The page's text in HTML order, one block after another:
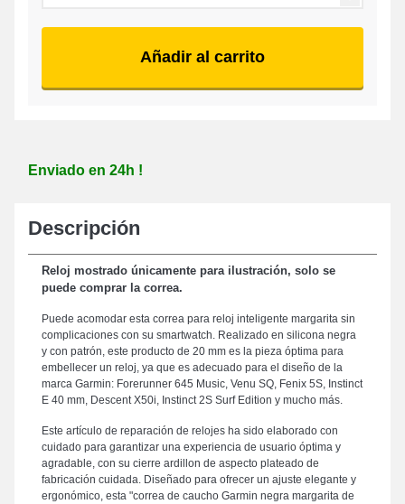
Añadir al carrito
Enviado en 24h !
Descripción
Reloj mostrado únicamente para ilustración, solo se
puede comprar la correa.
Puede acomodar esta correa para reloj inteligente margarita sin
complicaciones con su smartwatch. Realizado en silicona negra
y con patrón, este producto de 20 mm es la pieza óptima para
embellecer un reloj, ya que es adecuado para el diseño de la
marca Garmin: Forerunner 645 Music, Venu SQ, Fenix 5S, Instinct
E 40 mm, Descent X50i, Instinct 2S Surf Edition y mucho más.
Este artículo de reparación de relojes ha sido elaborado con
cuidado para garantizar una experiencia de usuario óptima y
agradable, con su cierre ardillon de aspecto plateado de
fabricación cuidada. Diseñado para ofrecer un ajuste elegante y
ergonómico, esta "correa de caucho Garmin negra margarita de